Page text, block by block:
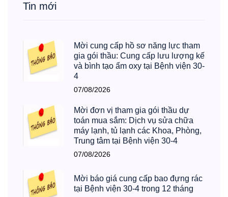
Tin mới
Mời cung cấp hồ sơ năng lực tham
gia gói thầu: Cung cấp lưu lượng kế
và bình tạo ẩm oxy tại Bệnh viện 30-
4
07/08/2026
Mời đơn vị tham gia gói thầu dự
toán mua sắm: Dịch vụ sửa chữa
máy lạnh, tủ lạnh các Khoa, Phòng,
Trung tâm tại Bệnh viện 30-4
07/08/2026
Mời báo giá cung cấp bao đựng rác
tại Bệnh viện 30-4 trong 12 tháng